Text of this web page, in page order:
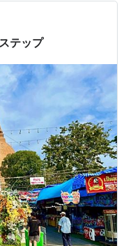
ちがあるのなら、年
ドの強みでしょう
少なくても2名いる
テップ